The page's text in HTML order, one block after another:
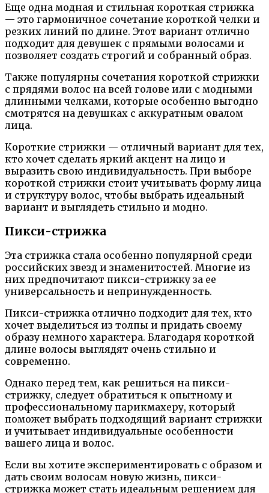
Еще одна модная и стильная короткая стрижка
— это гармоничное сочетание короткой челки и
резких линий по длине. Этот вариант отлично
подходит для девушек с прямыми волосами и
позволяет создать строгий и собранный образ.
Также популярны сочетания короткой стрижки
с прядями волос на всей голове или с модными
длинными челками, которые особенно выгодно
смотрятся на девушках с аккуратным овалом
лица.
Короткие стрижки — отличный вариант для тех,
кто хочет сделать яркий акцент на лицо и
выразить свою индивидуальность. При выборе
короткой стрижки стоит учитывать форму лица
и структуру волос, чтобы выбрать идеальный
вариант и выглядеть стильно и модно.
Пикси-стрижка
Эта стрижка стала особенно популярной среди
российских звезд и знаменитостей. Многие из
них предпочитают пикси-стрижку за ее
универсальность и непринужденность.
Пикси-стрижка отлично подходит для тех, кто
хочет выделиться из толпы и придать своему
образу немного характера. Благодаря короткой
длине волосы выглядят очень стильно и
современно.
Однако перед тем, как решиться на пикси-
стрижку, следует обратиться к опытному и
профессиональному парикмахеру, который
поможет выбрать подходящий вариант стрижки
и учитывает индивидуальные особенности
вашего лица и волос.
Если вы хотите экспериментировать с образом и
дать своим волосам новую жизнь, пикси-
стрижка может стать идеальным решением для